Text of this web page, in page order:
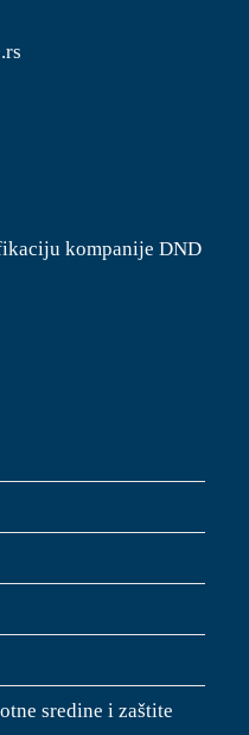
kompanije DND
sredine i zaštite